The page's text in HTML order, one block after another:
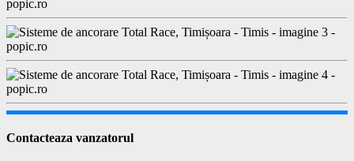
Contacteaza vanzatorul